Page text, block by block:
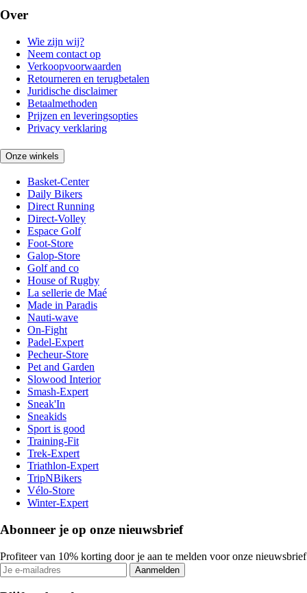
Over
Wie zijn wij?
Neem contact op
Verkoopvoorwaarden
Retourneren en terugbetalen
Juridische disclaimer
Betaalmethoden
Prijzen en leveringsopties
Privacy verklaring
Onze winkels
Basket-Center
Daily Bikers
Direct Running
Direct-Volley
Espace Golf
Foot-Store
Galop-Store
Golf and co
House of Rugby
La sellerie de Maé
Made in Paradis
Nauti-wave
On-Fight
Padel-Expert
Pecheur-Store
Pet and Garden
Slowood Interior
Smash-Expert
Sneak'In
Sneakids
Sport is good
Training-Fit
Trek-Expert
Triathlon-Expert
TripNBikers
Vélo-Store
Winter-Expert
Abonneer je op onze nieuwsbrief
Profiteer van 10% korting door je aan te melden voor onze nieuwsbrief
Aanmelden